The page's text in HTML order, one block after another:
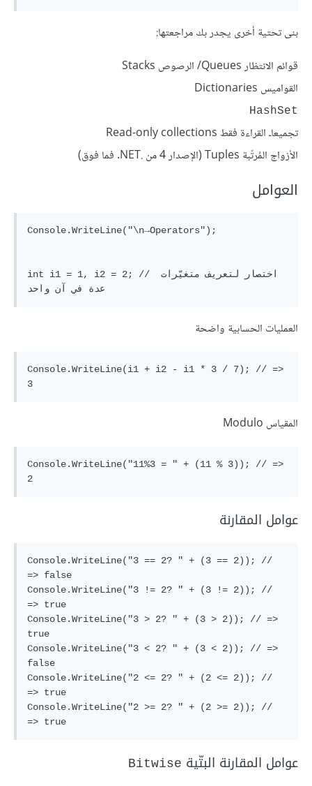
بنى تحتية أخرى يجدر بك مراجعتها:
قوائم الانتظار Queues/ الرصوص Stacks
القواميس Dictionaries
HashSet
تجميعاـ القراءة فقط Read-only collections
الأزواج المُرتّبة Tuples (الإصدار 4 من .NET. فما فوق)
العوامل
Console.WriteLine("\n→Operators");
int i1 = 1, i2 = 2; // اختصار لتعريف متغيّرات
العمليات الحسابية واضحة
Console.WriteLine(i1 + i2 - i1 * 3 / 7); // =>
المقياس Modulo
Console.WriteLine("11%3 = " + (11 % 3)); // =>
عوامل المقارنة
Console.WriteLine("3 == 2? " + (3 == 2)); //
=> false
Console.WriteLine("3 != 2? " + (3 != 2)); //
=> true
Console.WriteLine("3 > 2? " + (3 > 2)); // =>
true
Console.WriteLine("3 < 2? " + (3 < 2)); // =>
false
Console.WriteLine("2 <= 2? " + (2 <= 2)); //
=> true
Console.WriteLine("2 >= 2? " + (2 >= 2)); //
عوامل المقارنة البتّية Bitwise